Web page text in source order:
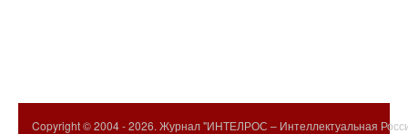
Copyright © 2004 -2026. Журнал "ИНТЕЛРОС – Интеллектуальная